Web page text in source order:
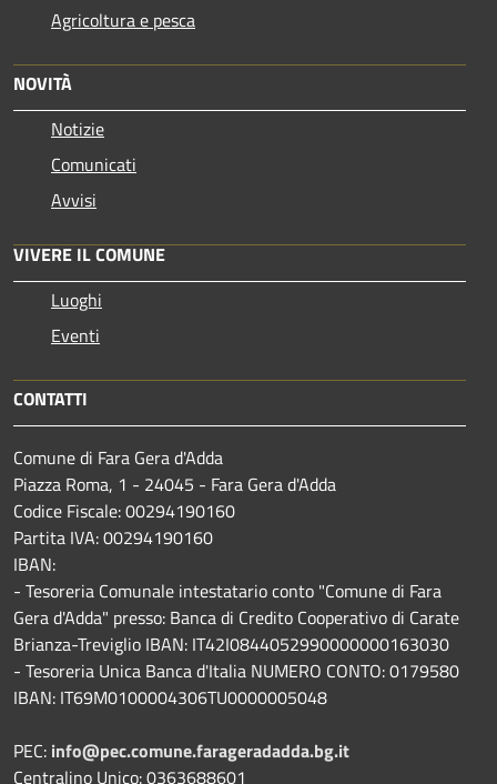
Agricoltura e pesca
NOVITÀ
Notizie
Comunicati
Avvisi
VIVERE IL COMUNE
Luoghi
Eventi
CONTATTI
Comune di Fara Gera d'Adda
Piazza Roma, 1 - 24045 - Fara Gera d'Adda
Codice Fiscale: 00294190160
Partita IVA: 00294190160
IBAN:
- Tesoreria Comunale intestatario conto "Comune di Fara
Gera d'Adda" presso: Banca di Credito Cooperativo di Carate
Brianza-Treviglio IBAN: IT42I0844052990000000163030
- Tesoreria Unica Banca d'Italia NUMERO CONTO: 0179580
IBAN: IT69M0100004306TU0000005048
PEC: info@pec.comune.farageradadda.bg.it
Centralino Unico: 0363688601